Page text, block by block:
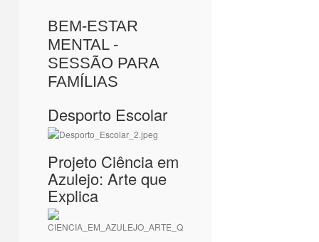
BEM-ESTAR
MENTAL -
SESSÃO PARA
FAMÍLIAS
Desporto Escolar
Projeto Ciência em
Azulejo: Arte que
Explica